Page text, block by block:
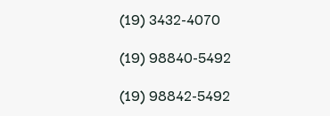
(19) 3432-4070
(19) 98840-5492
(19) 98842-5492